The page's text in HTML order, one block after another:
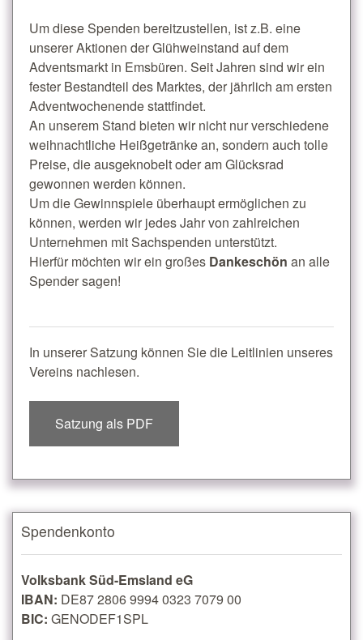
Um diese Spenden bereitzustellen, ist z.B. eine
unserer Aktionen der Glühweinstand auf dem
Adventsmarkt in Emsbüren. Seit Jahren sind wir ein
fester Bestandteil des Marktes, der jährlich am ersten
Adventwochenende stattfindet.
An unserem Stand bieten wir nicht nur verschiedene
weihnachtliche Heißgetränke an, sondern auch tolle
Preise, die ausgeknobelt oder am Glücksrad
gewonnen werden können.
Um die Gewinnspiele überhaupt ermöglichen zu
können, werden wir jedes Jahr von zahlreichen
Unternehmen mit Sachspenden unterstützt.
Hierfür möchten wir ein großes Dankeschön an alle
Spender sagen!
In unserer Satzung können Sie die Leitlinien unseres
Vereins nachlesen.
Satzung als PDF
Spendenkonto
Volksbank Süd-Emsland eG
IBAN: DE87 2806 9994 0323 7079 00
BIC: GENODEF1SPL